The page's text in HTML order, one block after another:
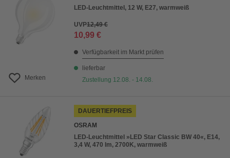
Merken
LED-Leuchtmittel, 12 W, E27, warmweiß
UVP12,49 €
10,99 €
Verfügbarkeit im Markt prüfen
lieferbar
Zustellung 12.08. - 14.08.
DAUERTIEFPREIS
OSRAM
LED-Leuchtmittel »LED Star Classic BW 40«, E14,
3,4 W, 470 lm, 2700K, warmweiß